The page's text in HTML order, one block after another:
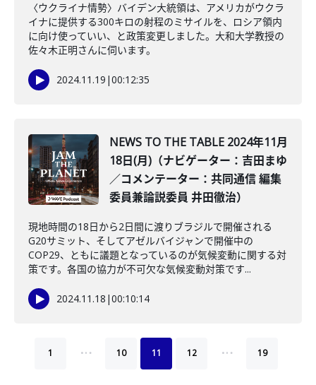
〈ウクライナ情勢〉バイデン大統領は、アメリカがウクラ
イナに提供する300キロの射程のミサイルを、ロシア領内
に向け使っていい、と政策変更しました。大和大学教授の
佐々木正明さんに伺います。
2024.11.19 |00:12:35
NEWS TO THE TABLE 2024年11月
18日(月)（ナビゲーター：吉田まゆ
／コメンテーター：共同通信 編集
委員兼論説委員 井田徹治）
現地時間の18日から2日間に渡りブラジルで開催される
G20サミット、そしてアゼルバイジャンで開催中の
COP29、ともに議題となっているのが気候変動に関する対
策です。各国の協力が不可欠な気候変動対策です...
2024.11.18 |00:10:14
1 … 10 11 12 … 19